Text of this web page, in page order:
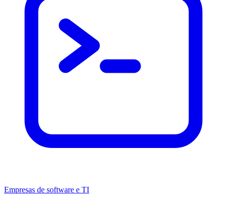
Empresas de software e TI